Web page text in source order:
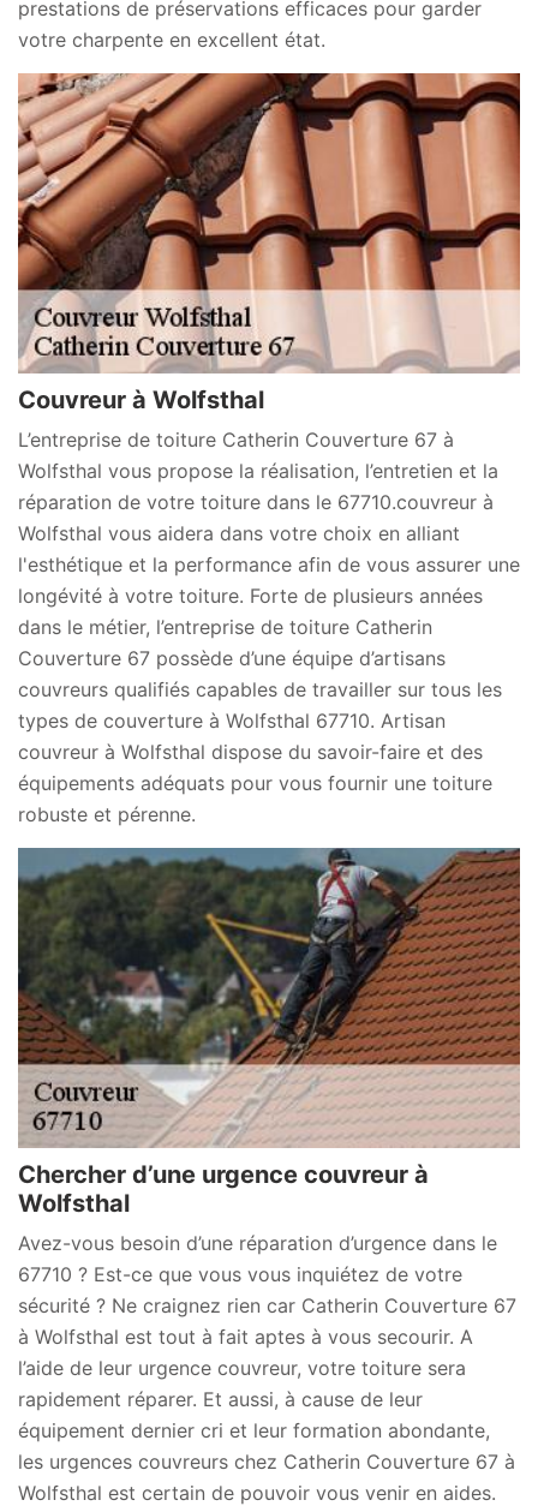
prestations de préservations efficaces pour garder
votre charpente en excellent état.
Couvreur à Wolfsthal
L’entreprise de toiture Catherin Couverture 67 à
Wolfsthal vous propose la réalisation, l’entretien et la
réparation de votre toiture dans le 67710.couvreur à
Wolfsthal vous aidera dans votre choix en alliant
l'esthétique et la performance afin de vous assurer une
longévité à votre toiture. Forte de plusieurs années
dans le métier, l’entreprise de toiture Catherin
Couverture 67 possède d’une équipe d’artisans
couvreurs qualifiés capables de travailler sur tous les
types de couverture à Wolfsthal 67710. Artisan
couvreur à Wolfsthal dispose du savoir-faire et des
équipements adéquats pour vous fournir une toiture
robuste et pérenne.
Chercher d’une urgence couvreur à
Wolfsthal
Avez-vous besoin d’une réparation d’urgence dans le
67710 ? Est-ce que vous vous inquiétez de votre
sécurité ? Ne craignez rien car Catherin Couverture 67
à Wolfsthal est tout à fait aptes à vous secourir. A
l’aide de leur urgence couvreur, votre toiture sera
rapidement réparer. Et aussi, à cause de leur
équipement dernier cri et leur formation abondante,
les urgences couvreurs chez Catherin Couverture 67 à
Wolfsthal est certain de pouvoir vous venir en aides.